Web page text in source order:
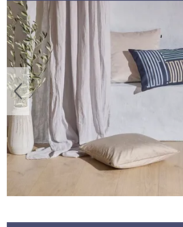
Überspringen